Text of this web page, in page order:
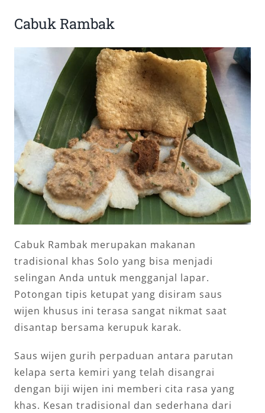
Cabuk Rambak
Cabuk Rambak merupakan makanan
tradisional khas Solo yang bisa menjadi
selingan Anda untuk mengganjal lapar.
Potongan tipis ketupat yang disiram saus
wijen khusus ini terasa sangat nikmat saat
disantap bersama kerupuk karak.
Saus wijen gurih perpaduan antara parutan
kelapa serta kemiri yang telah disangrai
dengan biji wijen ini memberi cita rasa yang
khas. Kesan tradisional dan sederhana dari